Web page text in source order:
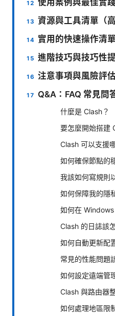
資源與工具清單（
實用的快速操作清單
進階技巧與技巧性
注意事項與風險評估
Q&A：FAQ 常見問
什麼是 Clash？
要怎麼開始搭建
Clash 可以支援
如何確保節點的
我該如何寫規則
如何保障我的隱
如何在
Clash 的日誌該
如何自動更新配
常見的性能問題
如何設定遠端管
Clash 與路由器
如何處理地區限